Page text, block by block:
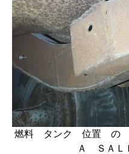
燃料 タンク 位置
Ａ ＳＡ